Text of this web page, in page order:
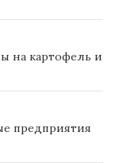
на картофель и
предприятия